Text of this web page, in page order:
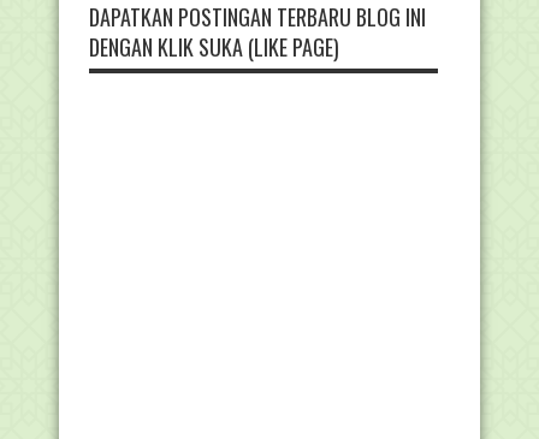
DAPATKAN POSTINGAN TERBARU BLOG INI
DENGAN KLIK SUKA (LIKE PAGE)